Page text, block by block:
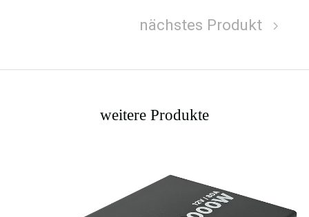
nächstes Produkt
weitere Produkte